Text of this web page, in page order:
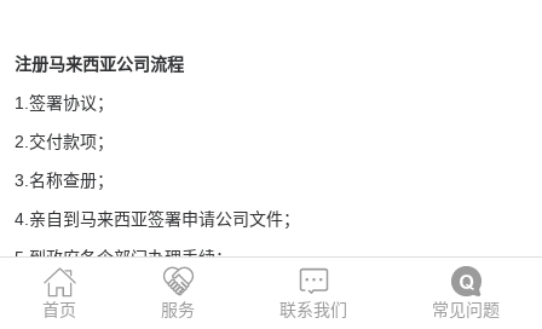
注册马来西亚公司流程
1.签署协议；
2.交付款项；
3.名称查册；
4.亲自到马来西亚签署申请公司文件；
5.到政府各个部门办理手续；
6.领取全套公司资料；之后到马来西亚银行开立公司银行账户。
首页 服务 联系我们 常见问题